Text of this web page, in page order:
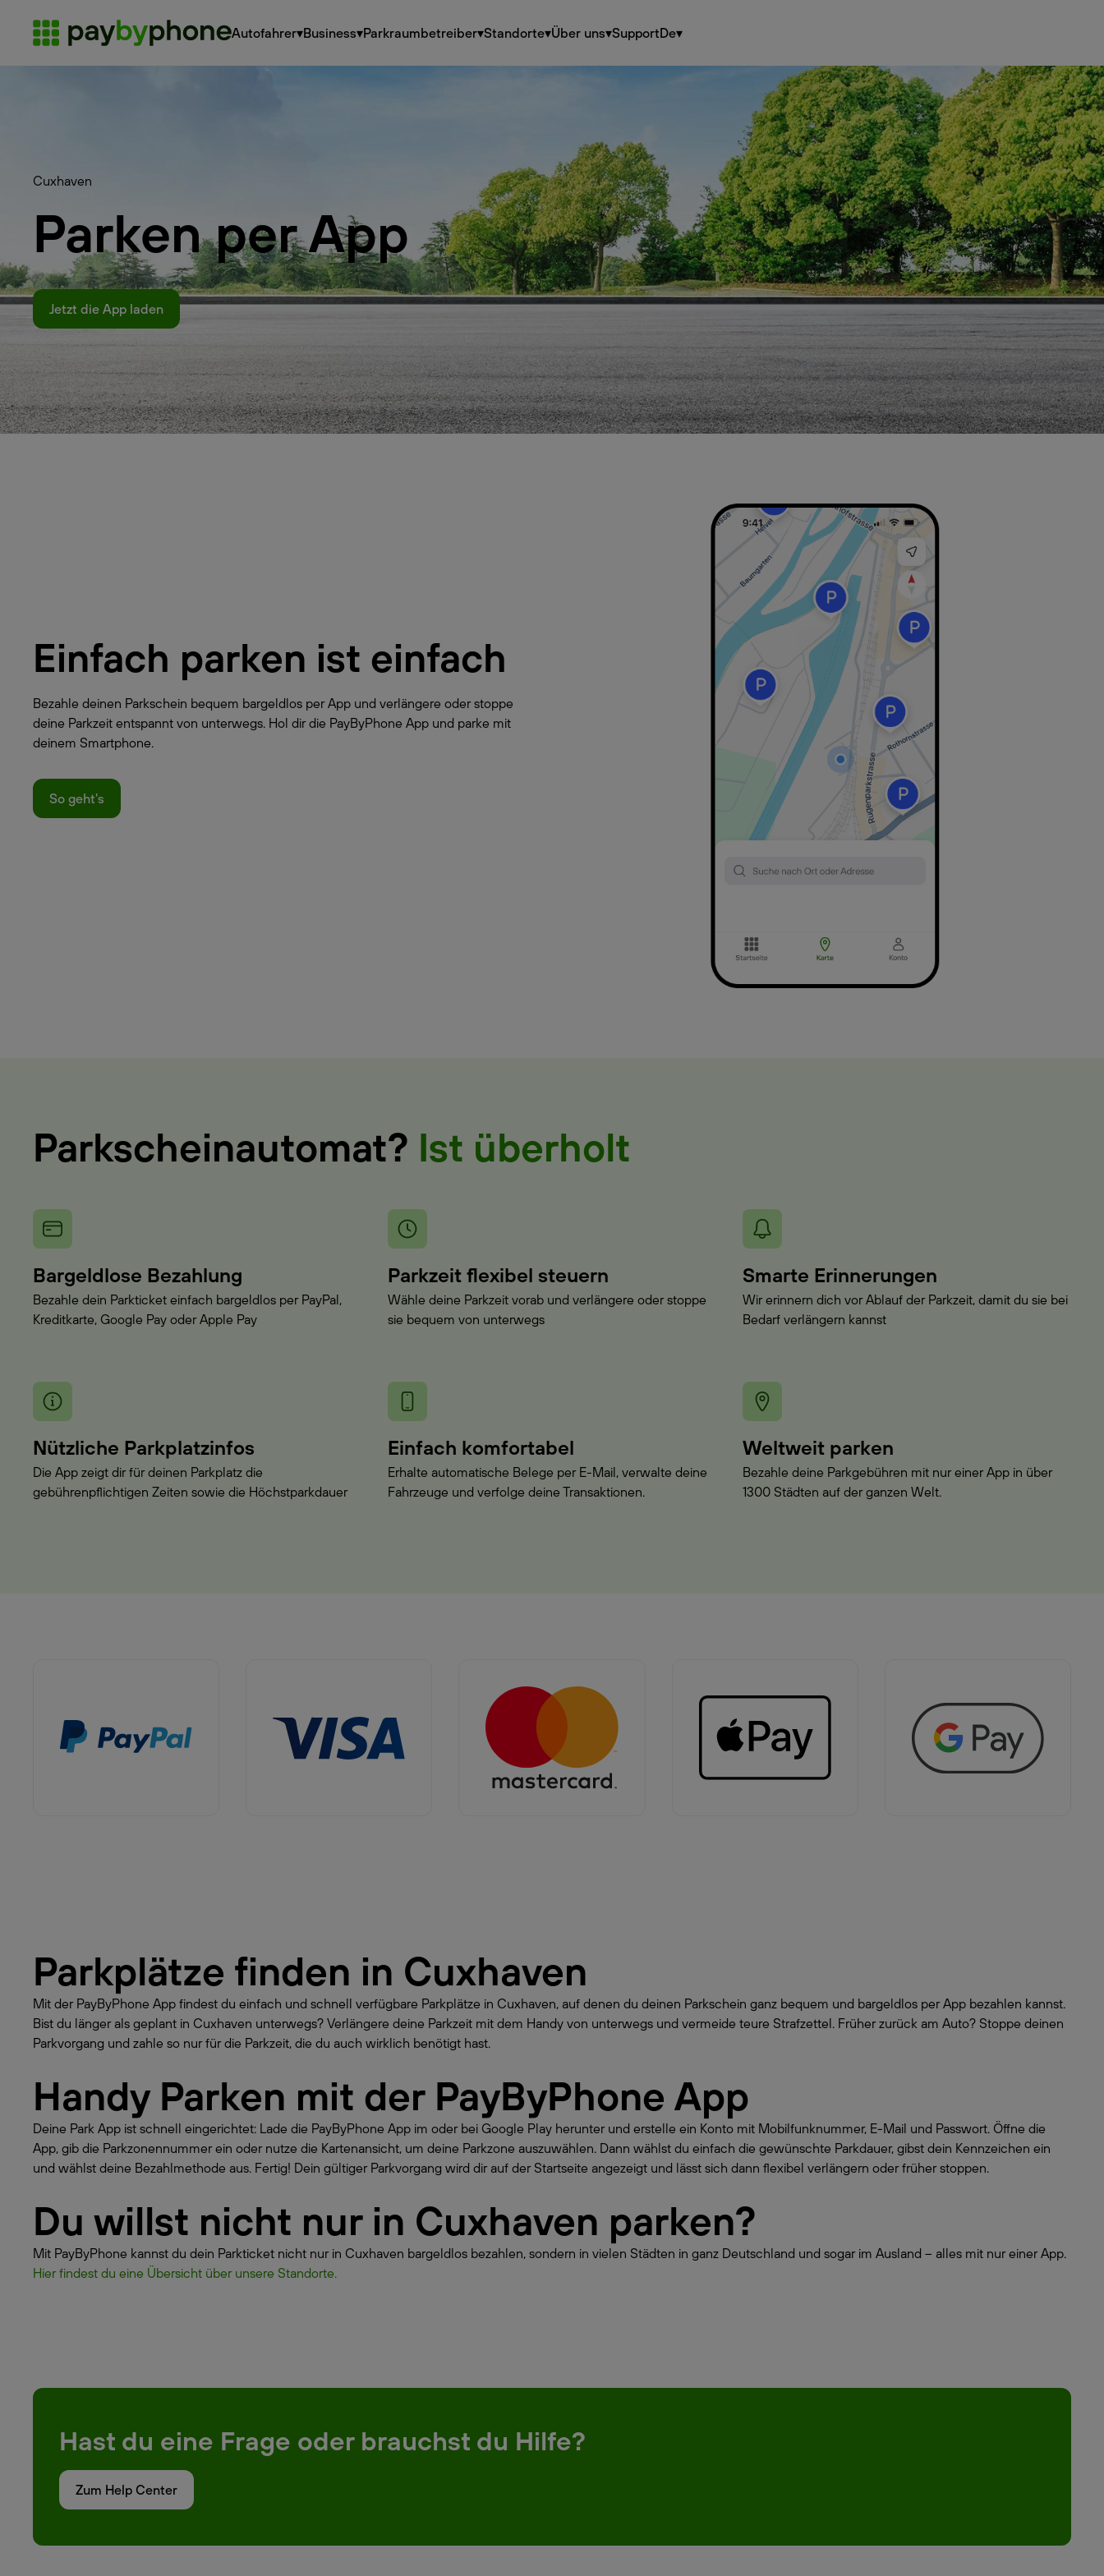
Autofahrer▾Business▾Parkraumbetreiber▾Standorte▾Über uns▾SupportDe▾
Cuxhaven
Parken per App
Jetzt die App laden
Einfach parken ist einfach
Bezahle deinen Parkschein bequem bargeldlos per App und verlängere oder stoppe
deine Parkzeit entspannt von unterwegs. Hol dir die PayByPhone App und parke mit
deinem Smartphone.
So geht's
Parkscheinautomat? Ist überholt
Bargeldlose Bezahlung
Bezahle dein Parkticket einfach bargeldlos per PayPal,
Kreditkarte, Google Pay oder Apple Pay
Parkzeit flexibel steuern
Wähle deine Parkzeit vorab und verlängere oder stoppe
sie bequem von unterwegs
Smarte Erinnerungen
Wir erinnern dich vor Ablauf der Parkzeit, damit du sie bei
Bedarf verlängern kannst
Nützliche Parkplatzinfos
Die App zeigt dir für deinen Parkplatz die
gebührenpflichtigen Zeiten sowie die Höchstparkdauer
Einfach komfortabel
Erhalte automatische Belege per E-Mail, verwalte deine
Fahrzeuge und verfolge deine Transaktionen.
Weltweit parken
Bezahle deine Parkgebühren mit nur einer App in über
1300 Städten auf der ganzen Welt.
Parkplätze finden in Cuxhaven
Mit der PayByPhone App findest du einfach und schnell verfügbare Parkplätze in Cuxhaven, auf denen du deinen Parkschein ganz bequem und bargeldlos per App bezahlen kannst.
Bist du länger als geplant in Cuxhaven unterwegs? Verlängere deine Parkzeit mit dem Handy von unterwegs und vermeide teure Strafzettel. Früher zurück am Auto? Stoppe deinen
Parkvorgang und zahle so nur für die Parkzeit, die du auch wirklich benötigt hast.
Handy Parken mit der PayByPhone App
Deine Park App ist schnell eingerichtet: Lade die PayByPhone App im oder bei Google Play herunter und erstelle ein Konto mit Mobilfunknummer, E-Mail und Passwort. Öffne die
App, gib die Parkzonennummer ein oder nutze die Kartenansicht, um deine Parkzone auszuwählen. Dann wählst du einfach die gewünschte Parkdauer, gibst dein Kennzeichen ein
und wählst deine Bezahlmethode aus. Fertig! Dein gültiger Parkvorgang wird dir auf der Startseite angezeigt und lässt sich dann flexibel verlängern oder früher stoppen.
Du willst nicht nur in Cuxhaven parken?
Mit PayByPhone kannst du dein Parkticket nicht nur in Cuxhaven bargeldlos bezahlen, sondern in vielen Städten in ganz Deutschland und sogar im Ausland – alles mit nur einer App.
Hier findest du eine Übersicht über unsere Standorte.
Hast du eine Frage oder brauchst du Hilfe?
Zum Help Center